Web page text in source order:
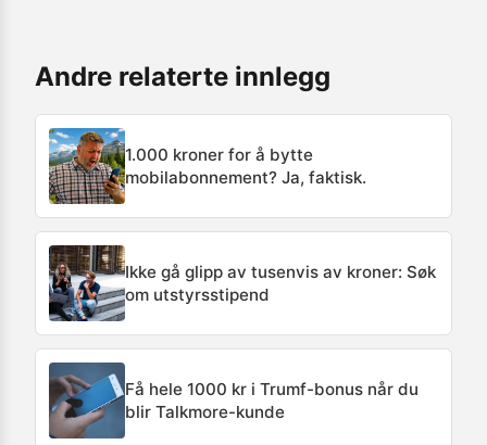
Andre relaterte innlegg
1.000 kroner for å bytte
mobilabonnement? Ja, faktisk.
Ikke gå glipp av tusenvis av kroner: Søk
om utstyrsstipend
Få hele 1000 kr i Trumf-bonus når du
blir Talkmore-kunde